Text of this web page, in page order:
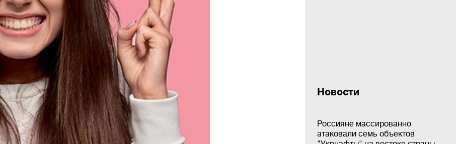
Новости
Россияне массированно
атаковали семь объектов